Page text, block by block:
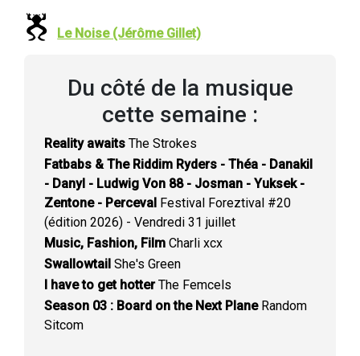
Le Noise (Jérôme Gillet)
Du côté de la musique
cette semaine :
Reality awaits The Strokes
Fatbabs & The Riddim Ryders - Théa - Danakil
- Danyl - Ludwig Von 88 - Josman - Yuksek -
Zentone - Perceval Festival Foreztival #20
(édition 2026) - Vendredi 31 juillet
Music, Fashion, Film Charli xcx
Swallowtail She's Green
I have to get hotterThe Femcels
Season 03 : Board on the Next PlaneRandom
Sitcom